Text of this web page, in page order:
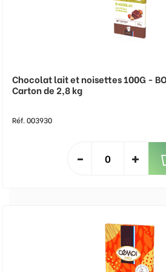
Chocolat lait et noisettes 100G -
Carton de 2,8 kg
Réf. 003930